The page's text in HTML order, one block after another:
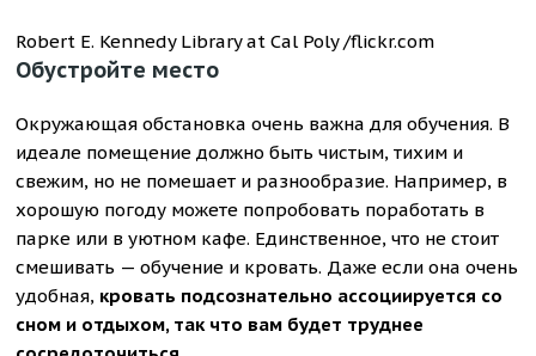
Robert E. Kennedy Library at Cal Poly /flickr.com
Обустройте место
Окружающая обстановка очень важна для обучения. В
идеале помещение должно быть чистым, тихим и
свежим, но не помешает и разнообразие. Например, в
хорошую погоду можете попробовать поработать в
парке или в уютном кафе. Единственное, что не стоит
смешивать — обучение и кровать. Даже если она очень
удобная, кровать подсознательно ассоциируется со
сном и отдыхом, так что вам будет труднее